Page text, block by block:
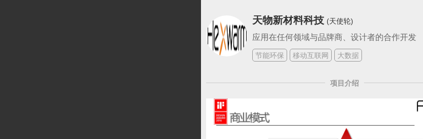
天物新材料科技 (天使轮)
应用在任何领域与品牌商、设计者的合作开发
节能环保 移动互联网 大数据
项目介绍